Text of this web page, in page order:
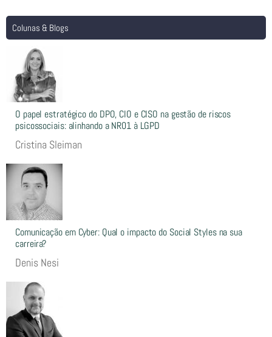
Colunas & Blogs
O papel estratégico do DPO, CIO e CISO na gestão de riscos
psicossociais: alinhando a NR01 à LGPD
Cristina Sleiman
Comunicação em Cyber: Qual o impacto do Social Styles na sua
carreira?
Denis Nesi